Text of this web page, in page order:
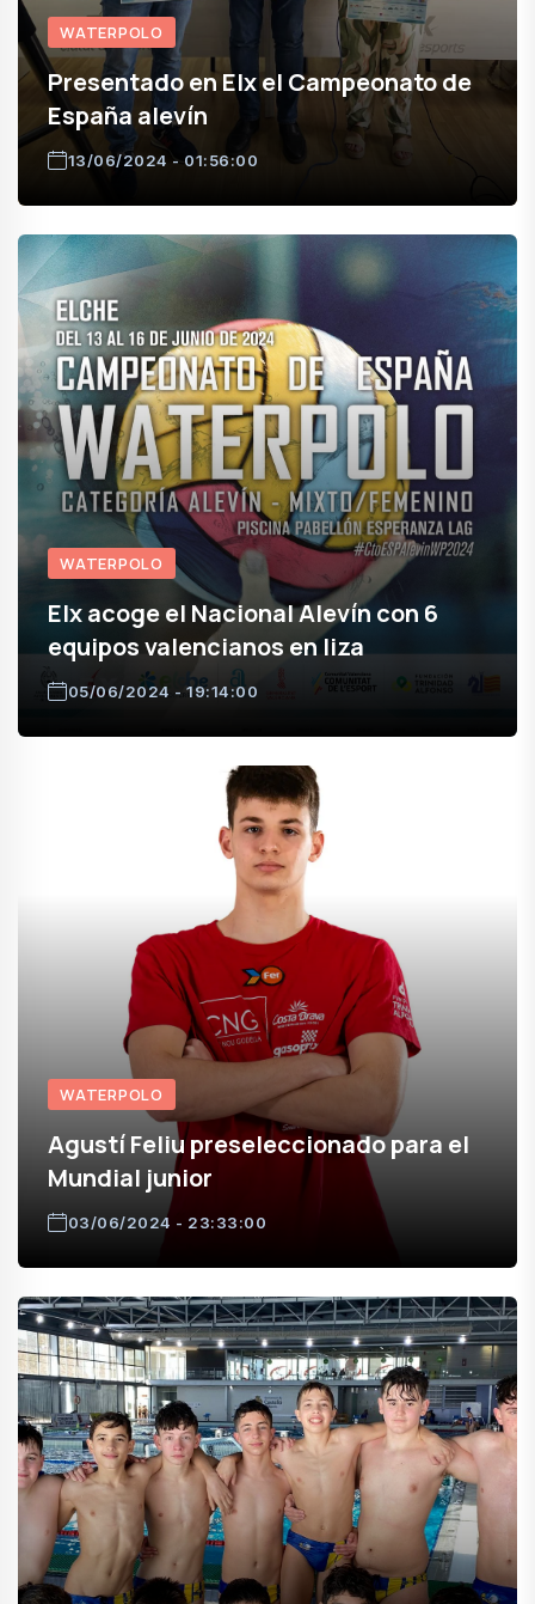
WATERPOLO
Presentado en Elx el Campeonato de
España alevín
13/06/2024 - 01:56:00
WATERPOLO
Elx acoge el Nacional Alevín con 6
equipos valencianos en liza
05/06/2024 - 19:14:00
WATERPOLO
Agustí Feliu preseleccionado para el
Mundial junior
03/06/2024 - 23:33:00